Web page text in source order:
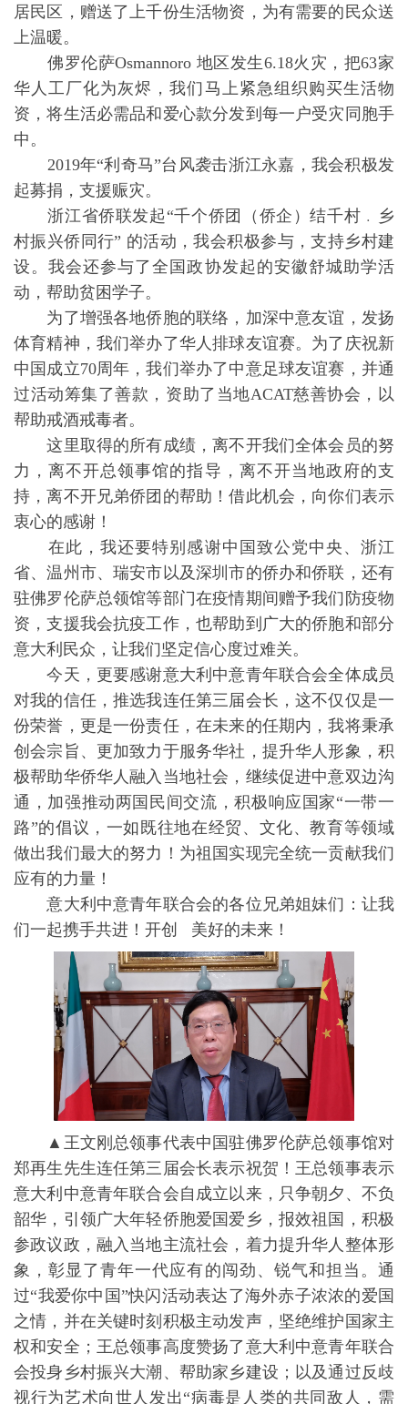
居民区，赠送了上千份生活物资，为有需要的民众送
上温暖。
佛罗伦萨Osmannoro 地区发生6.18火灾，把63家
华人工厂化为灰烬，我们马上紧急组织购买生活物
资，将生活必需品和爱心款分发到每一户受灾同胞手
中。
2019年“利奇马”台风袭击浙江永嘉，我会积极发
起募捐，支援赈灾。
浙江省侨联发起“千个侨团（侨企）结千村﹒乡
村振兴侨同行” 的活动，我会积极参与，支持乡村建
设。我会还参与了全国政协发起的安徽舒城助学活
动，帮助贫困学子。
为了增强各地侨胞的联络，加深中意友谊，发扬
体育精神，我们举办了华人排球友谊赛。为了庆祝新
中国成立70周年，我们举办了中意足球友谊赛，并通
过活动筹集了善款，资助了当地ACAT慈善协会，以
帮助戒酒戒毒者。
这里取得的所有成绩，离不开我们全体会员的努
力，离不开总领事馆的指导，离不开当地政府的支
持，离不开兄弟侨团的帮助！借此机会，向你们表示
衷心的感谢！
在此，我还要特别感谢中国致公党中央、浙江
省、温州市、瑞安市以及深圳市的侨办和侨联，还有
驻佛罗伦萨总领馆等部门在疫情期间赠予我们防疫物
资，支援我会抗疫工作，也帮助到广大的侨胞和部分
意大利民众，让我们坚定信心度过难关。
今天，更要感谢意大利中意青年联合会全体成员
对我的信任，推选我连任第三届会长，这不仅仅是一
份荣誉，更是一份责任，在未来的任期内，我将秉承
创会宗旨、更加致力于服务华社，提升华人形象，积
极帮助华侨华人融入当地社会，继续促进中意双边沟
通，加强推动两国民间交流，积极响应国家“一带一
路”的倡议，一如既往地在经贸、文化、教育等领域
做出我们最大的努力！为祖国实现完全统一贡献我们
应有的力量！
意大利中意青年联合会的各位兄弟姐妹们：让我
们一起携手共进！开创 美好的未来！
▲王文刚总领事代表中国驻佛罗伦萨总领事馆对
郑再生先生连任第三届会长表示祝贺！王总领事表示
意大利中意青年联合会自成立以来，只争朝夕、不负
韶华，引领广大年轻侨胞爱国爱乡，报效祖国，积极
参政议政，融入当地主流社会，着力提升华人整体形
象，彰显了青年一代应有的闯劲、锐气和担当。通
过“我爱你中国”快闪活动表达了海外赤子浓浓的爱国
之情，并在关键时刻积极主动发声，坚绝维护国家主
权和安全；王总领事高度赞扬了意大利中意青年联合
会投身乡村振兴大潮、帮助家乡建设；以及通过反歧
视行为艺术向世人发出“病毒是人类的共同敌人，需